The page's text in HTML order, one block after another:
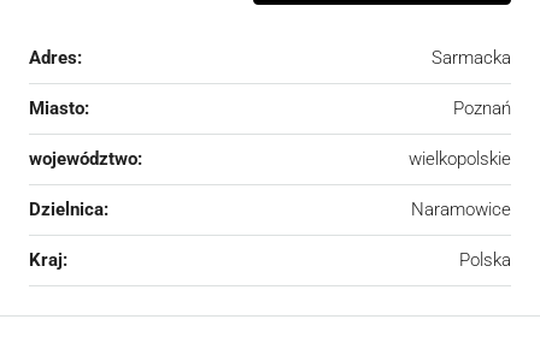
Adres: Sarmacka
Miasto: Poznań
województwo: wielkopolskie
Dzielnica: Naramowice
Kraj: Polska